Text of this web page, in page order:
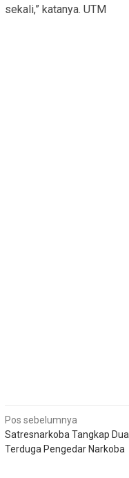
sekali,” katanya. UTM
Navigasi
pos
Pos sebelumnya
Satresnarkoba Tangkap Dua
Terduga Pengedar Narkoba